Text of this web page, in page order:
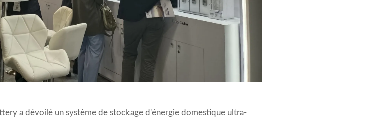
a dévoilé un système de stockage d'énergie domestique ultra-